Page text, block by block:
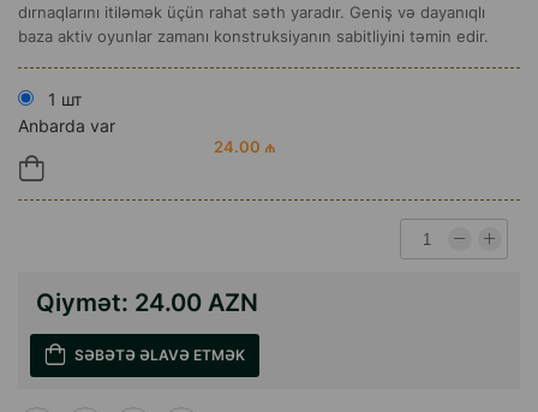
dırnaqlarını itiləmək üçün rahat səth yaradır. Geniş və dayanıqlı
baza aktiv oyunlar zamanı konstruksiyanın sabitliyini təmin edir.
1 шт
Anbarda var
24.00 ₼
Qiymət: 24.00 AZN
SƏBƏTƏ ƏLAVƏ ETMƏK